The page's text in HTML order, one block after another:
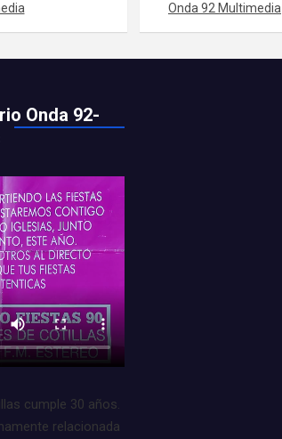
Onda 92 Multimedia
Onda 92-
cumple 30 años.
relacionada